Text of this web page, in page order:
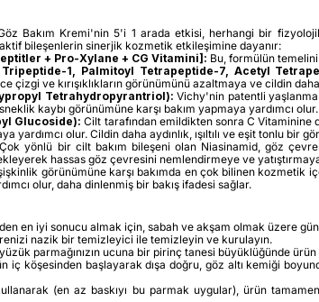
Bakım Kremi'nin 5'i 1 arada etkisi, herhangi bir
bileşenlerin sinerjik kozmetik etkileşimine dayanır:
+ Pro-Xylane + CG Vitamini]: Bu, formülün
1, Palmitoyl Tetrapeptide-7, Acetyl
çizgi ve kırışıklıkların görünümünü azaltmaya ve cildin
Tetrahydropyrantriol): Vichy'nin patentli yaşlanma
kaybı görünümüne karşı bakım yapmaya yardımcı olur.
Glucoside): Cilt tarafından emildikten sonra C
yardımcı olur. Cildin daha aydınlık, ışıltılı ve eşit tonlu
Çok yönlü bir cilt bakım bileşeni olan Niasinamid, göz
hassas göz çevresini nemlendirmeye ve
görünümüne karşı bakımda en çok bilinen
olur, daha dinlenmiş bir bakış ifadesi sağlar.
en iyi sonucu almak için, sabah ve akşam olmak üzere
nazik bir temizleyici ile temizleyin ve kurulayın.
parmağınızın ucuna bir pirinç tanesi büyüklüğünde
iç köşesinden başlayarak dışa doğru, göz altı kemiği
(en az baskıyı bu parmak uygular), ürün